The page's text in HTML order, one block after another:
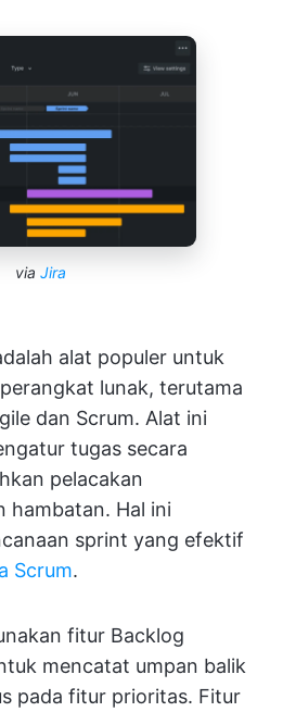
via Jira
alat populer untuk
lunak, terutama
dan Scrum. Alat ini
tugas secara
pelacakan
hambatan. Hal ini
sprint yang efektif
Scrum.
fitur Backlog
mencatat umpan balik
pada fitur prioritas. Fitur